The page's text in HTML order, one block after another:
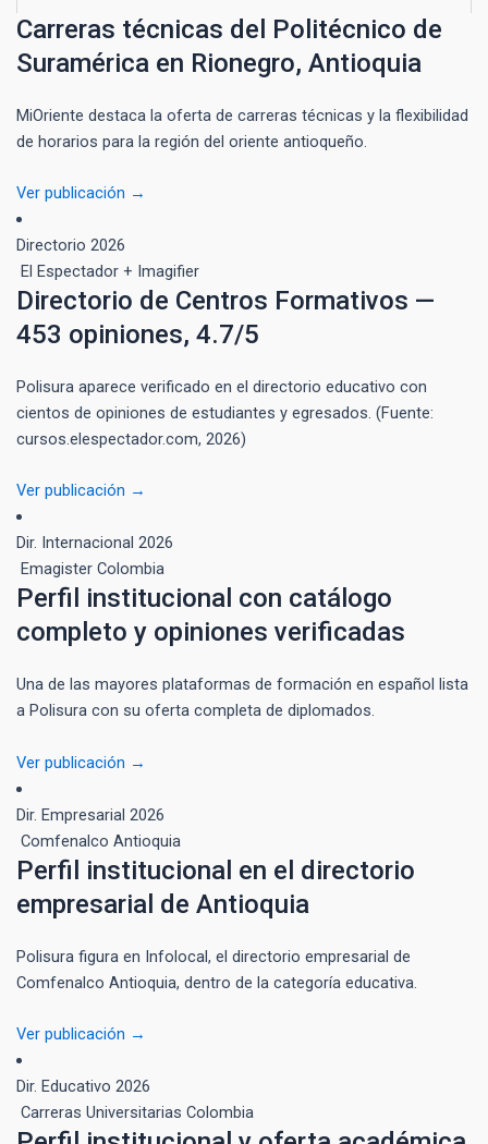
Carreras técnicas del Politécnico de
Suramérica en Rionegro, Antioquia
MiOriente destaca la oferta de carreras técnicas y la flexibilidad
de horarios para la región del oriente antioqueño.
Ver publicación →
Directorio 2026
El Espectador + Imagifier
Directorio de Centros Formativos —
453 opiniones, 4.7/5
Polisura aparece verificado en el directorio educativo con
cientos de opiniones de estudiantes y egresados. (Fuente:
cursos.elespectador.com, 2026)
Ver publicación →
Dir. Internacional 2026
Emagister Colombia
Perfil institucional con catálogo
completo y opiniones verificadas
Una de las mayores plataformas de formación en español lista
a Polisura con su oferta completa de diplomados.
Ver publicación →
Dir. Empresarial 2026
Comfenalco Antioquia
Perfil institucional en el directorio
empresarial de Antioquia
Polisura figura en Infolocal, el directorio empresarial de
Comfenalco Antioquia, dentro de la categoría educativa.
Ver publicación →
Dir. Educativo 2026
Carreras Universitarias Colombia